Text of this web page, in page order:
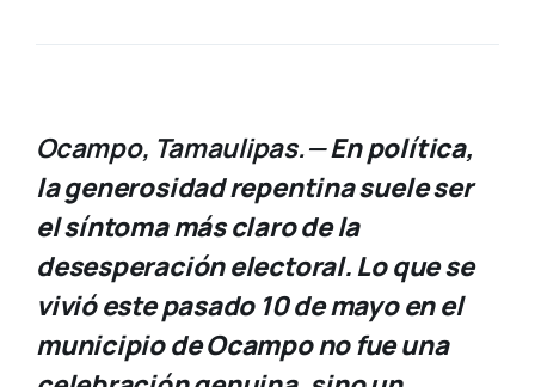
Ocampo, Tamaulipas.—En política,
la generosidad repentina suele ser
el síntoma más claro de la
desesperación electoral. Lo que se
vivió este pasado 10 de mayo en el
municipio de Ocampo no fue una